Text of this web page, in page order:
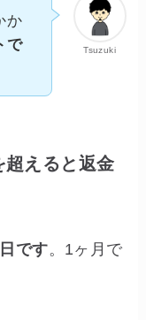
Tsuzuki
か
で
えると返金
です。1ヶ月で